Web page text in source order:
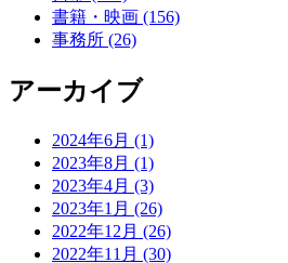
書籍・映画 (156)
事務所 (26)
アーカイブ
2024年6月 (1)
2023年8月 (1)
2023年4月 (3)
2023年1月 (26)
2022年12月 (26)
2022年11月 (30)